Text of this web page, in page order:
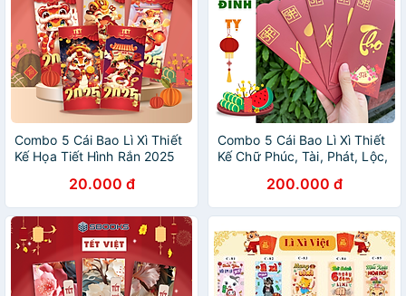
Combo 5 Cái Bao Lì Xì Thiết
Kế Họa Tiết Hình Rắn 2025
Dặn - SBOOKS
20.000 đ
Combo 5 Cái Bao Lì Xì Thiết
Kế Chữ Phúc, Tài, Phát, Lộc,
Cứng C150 Siêu Dày Dặn -
SBOOKS
200.000 đ